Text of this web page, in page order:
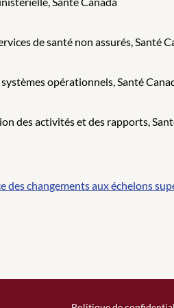
de santé non assurés, Santé
opérationnels, Santé
des activités et des rapports,
des changements aux échelons